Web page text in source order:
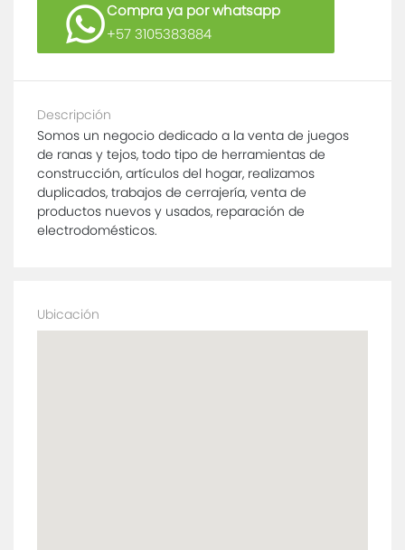
Compra ya por whatsapp
+57 3105383884
Descripción
Somos un negocio dedicado a la venta de juegos
de ranas y tejos, todo tipo de herramientas de
construcción, artículos del hogar, realizamos
duplicados, trabajos de cerrajería, venta de
productos nuevos y usados, reparación de
electrodomésticos.
Ubicación